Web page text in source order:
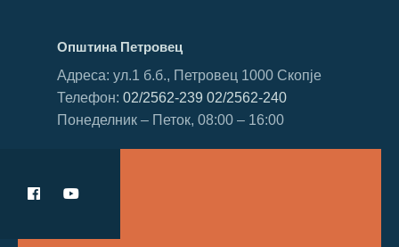
Општина Петровец
Адреса: ул.1 б.б., Петровец 1000 Скопје
Телефон: 02/2562-239 02/2562-240
Понеделник – Петок, 08:00 – 16:00